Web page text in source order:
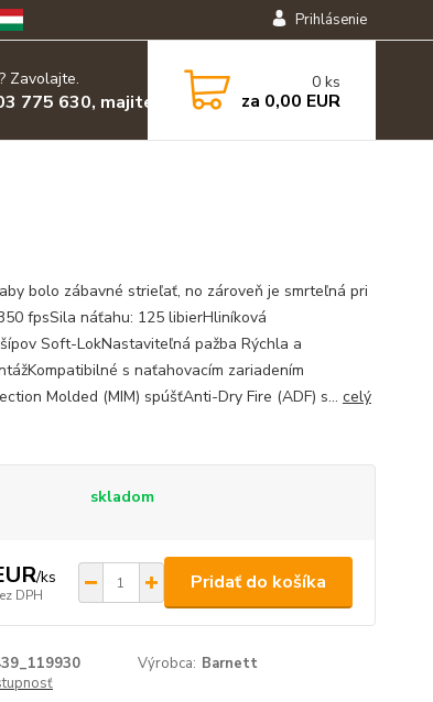
Prihlásenie
Zavolajte.
775 630, majiteľ 0903 455 630
0 ks
za 0,00 EUR
bolo zábavné strieľať, no zároveň je smrteľná pri
fpsSila náťahu: 125 libierHliníková
Soft-LokNastaviteľná pažba Rýchla a
s naťahovacím zariadením
Molded (MIM) spúšťAnti-Dry Fire (ADF) s... celý
skladom
/ks
DPH
Pridať do košíka
Výrobca: Barnett